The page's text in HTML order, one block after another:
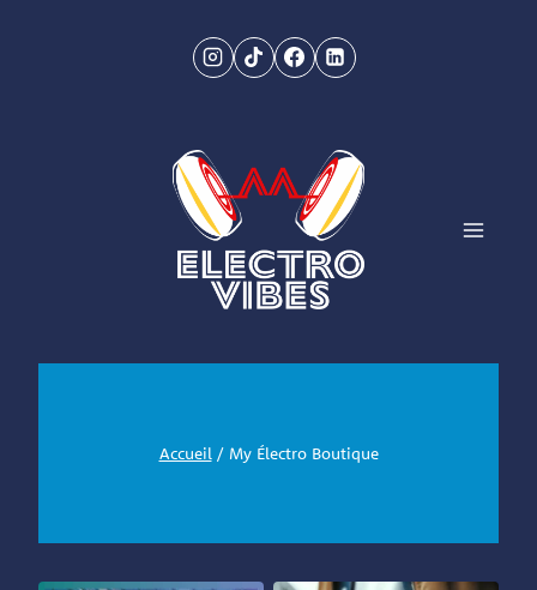
Accueil / My Électro Boutique